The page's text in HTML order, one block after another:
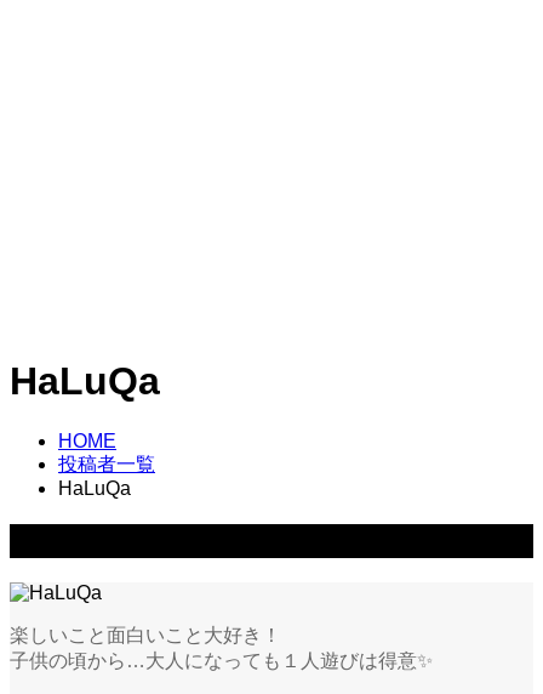
HaLuQa
HOME
投稿者一覧
HaLuQa
楽しいこと面白いこと大好き！
子供の頃から…大人になっても１人遊びは得意✨